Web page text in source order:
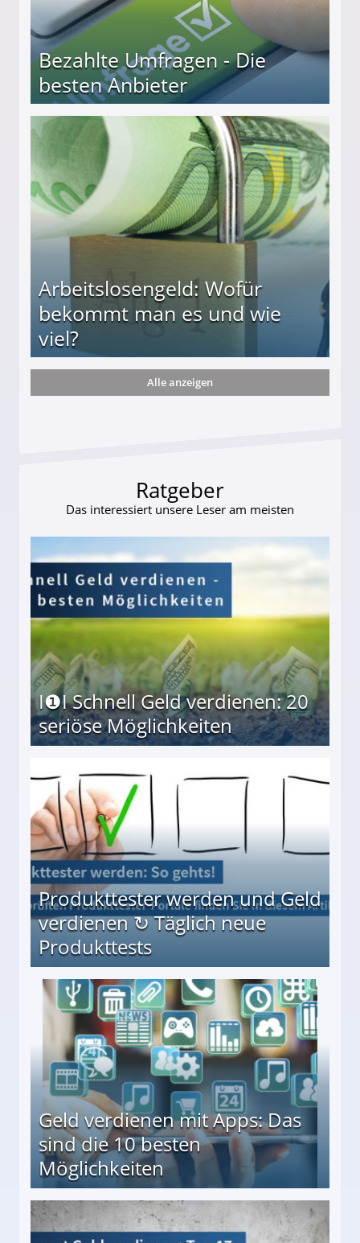
Bezahlte Umfragen - Die
besten Anbieter
Arbeitslosengeld: Wofür
bekommt man es und wie
viel?
und wie viel?
Alle anzeigen
Ratgeber
Das interessiert unsere Leser am meisten
I❶I Schnell Geld verdienen: 20
seriöse Möglichkeiten
Produkttester werden und Geld
verdienen ↻ Täglich neue
Produkttests
↻ Täglich neue Produkttests
Geld verdienen mit Apps: Das
sind die 10 besten
Möglichkeiten
besten Möglichkeiten